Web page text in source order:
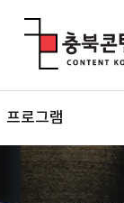
프로그램